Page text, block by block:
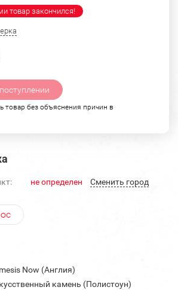
товар закончился!
товар без объяснения причин в
не определен Cменить город
Now (Англия)
камень (Полистоун)